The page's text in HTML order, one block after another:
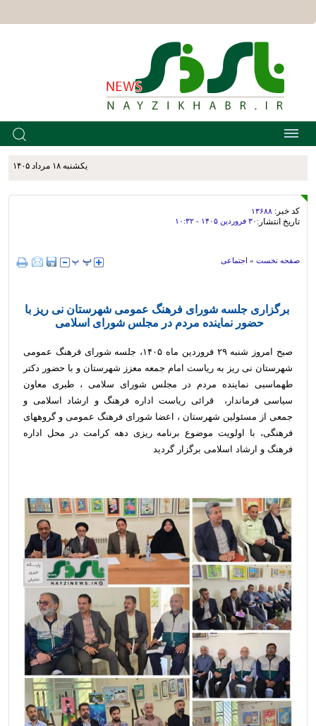
يکشنبه ۱۸ مرداد ۱۴۰۵
کد خبر: ۱۳۶۸۸
تاریخ انتشار: ۳۰ فروردين ۱۴۰۵ - ۱۰:۳۲
صفحه نخست » اجتماعی
برگزاری جلسه شورای فرهنگ عمومی شهرستان نی ریز با
حضور نماینده مردم در مجلس شورای اسلامی
صبح امروز شنبه ۲۹ فروردین ماه ۱۴۰۵، جلسه شورای فرهنگ عمومی
شهرستان نی ریز به ریاست امام جمعه معزز شهرستان و با حضور دکتر
طهماسبی نماینده مردم در مجلس شورای سلامی ، طبری معاون
سیاسی فرماندار، قرائی ریاست اداره فرهنگ و ارشاد اسلامی و
جمعی از مسئولین شهرستان ، اعضا شورای فرهنگ عمومی و گروههای
فرهنگی، با اولویت موضوع برنامه ریزی دهه کرامت در محل اداره
فرهنگ و ارشاد اسلامی برگزار گردید